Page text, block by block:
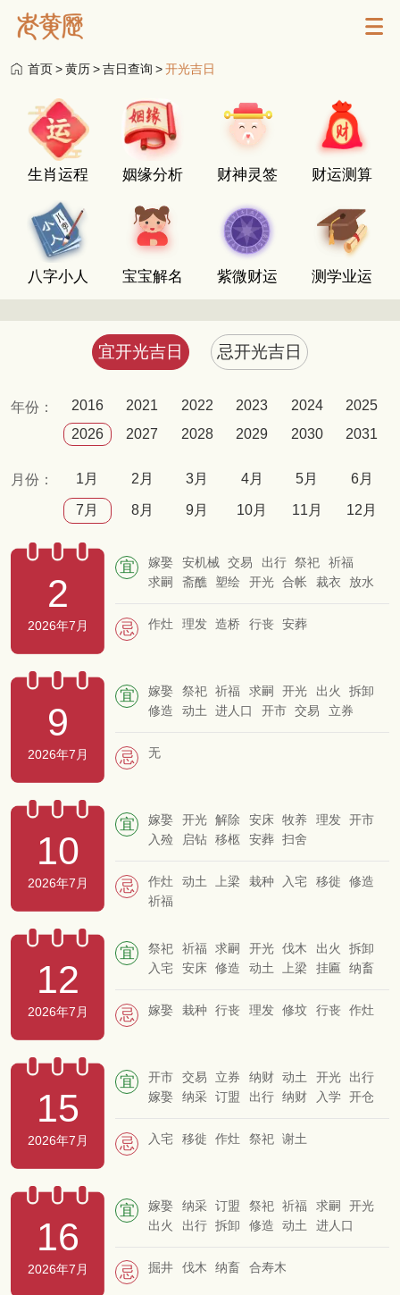
首页>黄历>吉日查询 >开光吉日
生肖运程 姻缘分析 财神灵签 财运测算
八字小人 宝宝解名 紫微财运 测学业运
宜开光吉日 忌开光吉日
年份： 2016 2021 2022 2023 2024
2025
2026
2027 2028 2029 2030 2031
月份： 1月 2月 3月 4月 5月 6月
7月 8月 9月 10月 11月 12月
2
2026年7月
宜 嫁娶 安机械 交易 出行 祭祀
祈福
求嗣
斋醮 塑绘 开光 合帐 裁衣
放水
忌 作灶 理发 造桥 行丧 安葬
9
2026年7月
宜 嫁娶 祭祀 祈福 求嗣 开光 出火
拆卸
修造
动土 进人口 开市 交易
立券
除服
忌 无
10
2026年7月
宜 嫁娶 开光 解除 安床 牧养 理发 开市
入殓
启钻 移柩 安葬 扫舍
忌 作灶 动土 上梁 栽种 入宅 移徙
修造
祈福
12
2026年7月
宜 祭祀 祈福 求嗣 开光 伐木 出火
拆卸
入宅
安床 修造 动土 上梁 挂匾 纳畜
忌 嫁娶 栽种 行丧 理发 修坟 行丧 作灶
15
2026年7月
宜 开市 交易 立券 纳财 动土 开光
出行
嫁娶
纳采 订盟 出行 纳财 入学 开仓
安葬
立碑
忌 入宅 移徙 作灶 祭祀 谢土
16
2026年7月
宜 嫁娶 纳采 订盟 祭祀 祈福 求嗣
开光
出火
出行 拆卸 修造 动土
进人口
栽种
入殓 破土 谢土 安葬
忌 掘井 伐木 纳畜 合寿木